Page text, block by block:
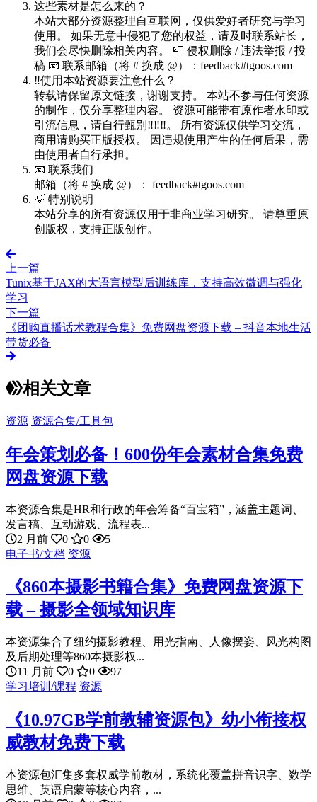
这些素材是怎么来的？
本站大部分资源整理自互联网，仅供爱好者研究与学习
使用。 如果无意中侵犯了您的权益，请及时联系站长，
我们会尽快删除相关内容。 📮 侵权删除 / 违法举报 / 投
稿 📧 联系邮箱（将 # 换成 @）：feedback#tgoos.com
‼️使用本站资源要注意什么？
转载请保留原文链接，谢谢支持。 本站不参与任何资源
的制作，仅分享整理内容。 资源可能带有原作者水印或
引流信息，请自行甄别‼️‼️‼️。 所有资源仅供学习交流，
商用请购买正版授权。 因违规使用产生的任何后果，需
由使用者自行承担。
📧 联系我们
邮箱（将 # 换成 @）： feedback#tgoos.com
💡 特别说明
本站分享的所有资源仅用于非商业学习研究。 请尊重原
创版权，支持正版创作。
上一篇
Tunix基于JAX的大语言模型后训练库，支持高效微调与强化
学习
下一篇
《团购直播话术教程合集》免费网盘资源下载 – 抖音本地生活
带货必备
相关文章
资源 资源合集/工具包
年会策划必备！600份年会素材合集免费
网盘资源下载
本资源合集是HR和行政的年会筹备“百宝箱”，涵盖主题词、
发言稿、互动游戏、流程表...
2 月前
0 0
5
电子书/文档 资源
《860本摄影书籍合集》免费网盘资源下
载 – 摄影全领域知识库
本资源集合了纽约摄影教程、用光指南、人像摆姿、风光构图
及后期处理等860本摄影权...
11 月前
0 0
97
学习培训/课程 资源
《10.97GB学前教辅资源包》幼小衔接权
威教材免费下载
本资源包汇集多套权威学前教材，系统化覆盖拼音识字、数学
思维、英语启蒙等核心内容，...